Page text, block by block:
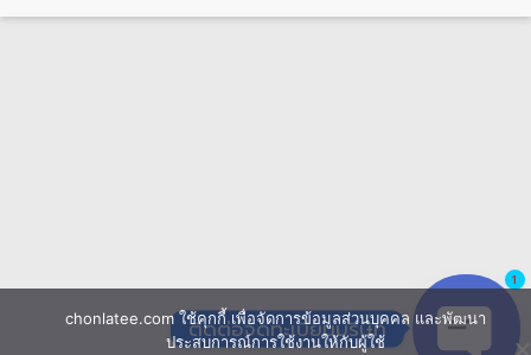
chonlatee.com ใช้คุกกี้ เพื่อจัดการข้อมูลส่วนบุคคล และพัฒนา
ประสบการณ์การใช้งานให้กับผู้ใช้
ติดต่อจดทะเบียนบริษัท
1